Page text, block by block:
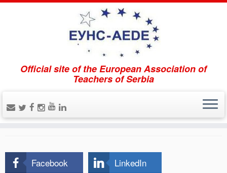
Official site of the European Association of
Teachers of Serbia
Accueil » Uncategorised » L’enseignement à distance
L’enseignement à distance
Facebook LinkedIn